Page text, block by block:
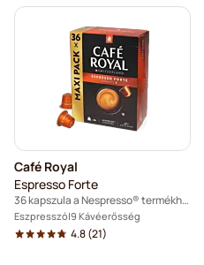
Café Royal
Espresso Forte
36 kapszula a Nespresso® termékhez
Eszpresszó 9 Kávéerősség
4.8(21)